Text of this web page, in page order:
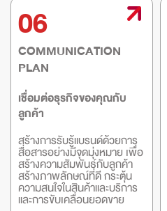
06
COMMUNICATION
PLAN
เชื่อมต่อธุรกิจของคุณกับ
ลูกค้า
สร้างการรับรู้แบรนด์ด้วยการ
สื่อสารอย่างมีจุดมุ่งหมาย เพื่อ
สร้างความสัมพันธ์กับลูกค้า
สร้างภาพลักษณ์ที่ดี กระตุ้น
ความสนใจในสินค้าและบริการ
และการขับเคลื่อนยอดขาย